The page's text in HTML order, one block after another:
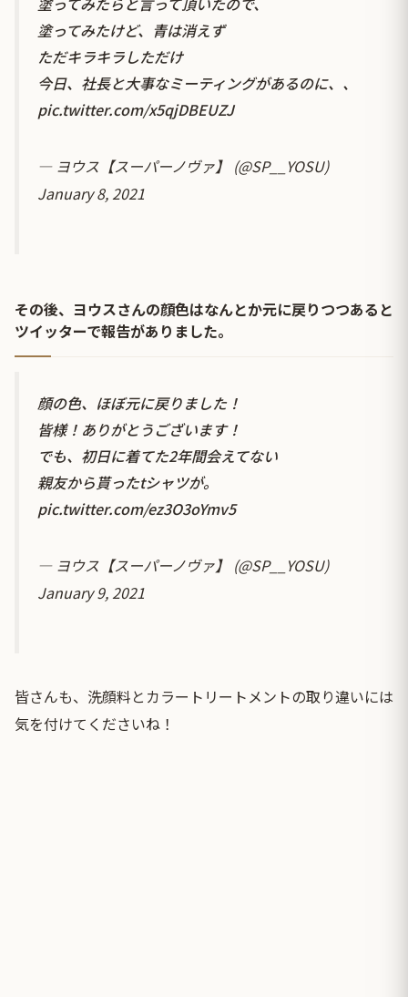
塗ってみたけど、青は消えず
ただキラキラしただけ
今日、社長と大事なミーティングがあるのに、、
pic.twitter.com/x5qjDBEUZJ
— ヨウス【スーパーノヴァ】 (@SP__YOSU)
January 8, 2021
その後、ヨウスさんの顔色はなんとか元に戻りつつあると
ツイッターで報告がありました。
顔の色、ほぼ元に戻りました！
皆様！ありがとうございます！
でも、初日に着てた2年間会えてない
親友から貰ったtシャツが。
pic.twitter.com/ez3O3oYmv5
— ヨウス【スーパーノヴァ】 (@SP__YOSU)
January 9, 2021
皆さんも、洗顔料とカラートリートメントの取り違いには
気を付けてくださいね！